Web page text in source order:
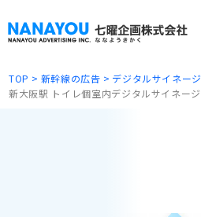
TOP 新幹線の広告
デジタルサイネージ
新大阪駅 トイレ個室内デジタルサイネージ